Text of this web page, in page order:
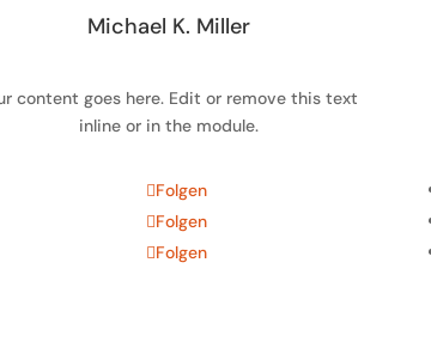
Michael K. Miller
content goes here. Edit or remove this text
inline or in the module.
Folgen
Folgen
Folgen